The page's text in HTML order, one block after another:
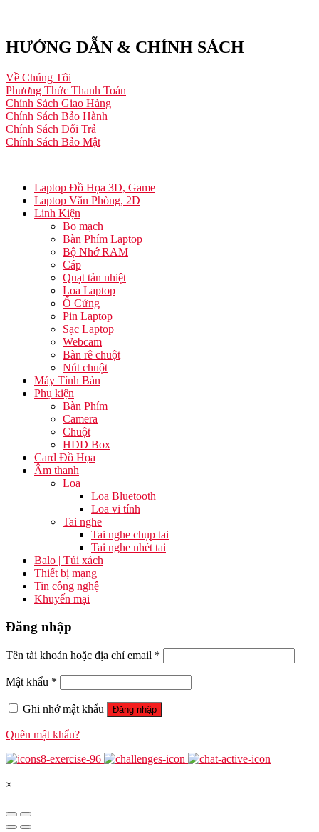
HƯỚNG DẪN & CHÍNH SÁCH
Về Chúng Tôi
Phương Thức Thanh Toán
Chính Sách Giao Hàng
Chính Sách Bảo Hành
Chính Sách Đổi Trả
Chính Sách Bảo Mật
Laptop Đồ Họa 3D, Game
Laptop Văn Phòng, 2D
Linh Kiện
Bo mạch
Bàn Phím Laptop
Bộ Nhớ RAM
Cáp
Quạt tản nhiệt
Loa Laptop
Ổ Cứng
Pin Laptop
Sạc Laptop
Webcam
Bàn rê chuột
Nút chuột
Máy Tính Bàn
Phụ kiện
Bàn Phím
Camera
Chuột
HDD Box
Card Đồ Họa
Âm thanh
Loa
Loa Bluetooth
Loa vi tính
Tai nghe
Tai nghe chụp tai
Tai nghe nhét tai
Balo | Túi xách
Thiết bị mạng
Tin công nghệ
Khuyến mại
Đăng nhập
Tên tài khoản hoặc địa chỉ email *
Mật khẩu *
Ghi nhớ mật khẩu Đăng nhập
Quên mật khẩu?
×